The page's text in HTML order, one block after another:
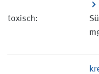
toxisch: